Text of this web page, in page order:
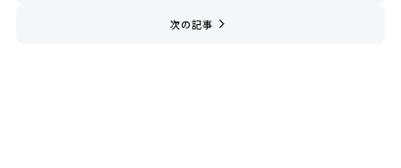
次の記事 navigate_next